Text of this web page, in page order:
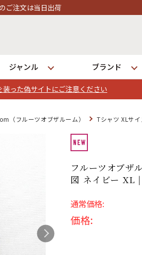
装った偽サイトにご注意ください
ジャンル ブランド
ログイン
店舗一覧
（フルーツオブザルーム） Tシャツ XLサ
フルーツオブザ
図 ネイビー XL
通常価格:
価格: